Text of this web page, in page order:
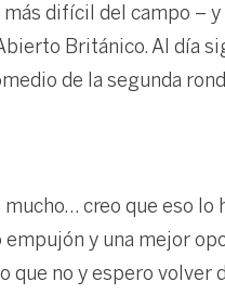
difícil del campo –
Británico. Al día
de la segunda
creo que eso lo
y una mejor
que no y espero volver